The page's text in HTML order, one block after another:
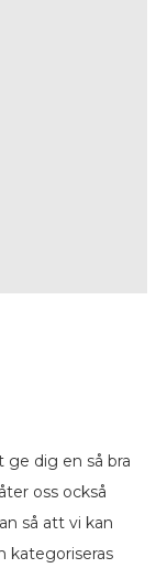
ge dig en så bra
oss också
så att vi kan
kategoriseras